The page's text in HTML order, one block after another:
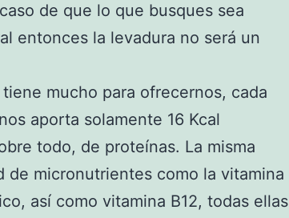
de que lo que busques sea
entonces la levadura no será un
mucho para ofrecernos, cada
aporta solamente 16 Kcal
todo, de proteínas. La misma
de micronutrientes como la vitamina
así como vitamina B12, todas ellas